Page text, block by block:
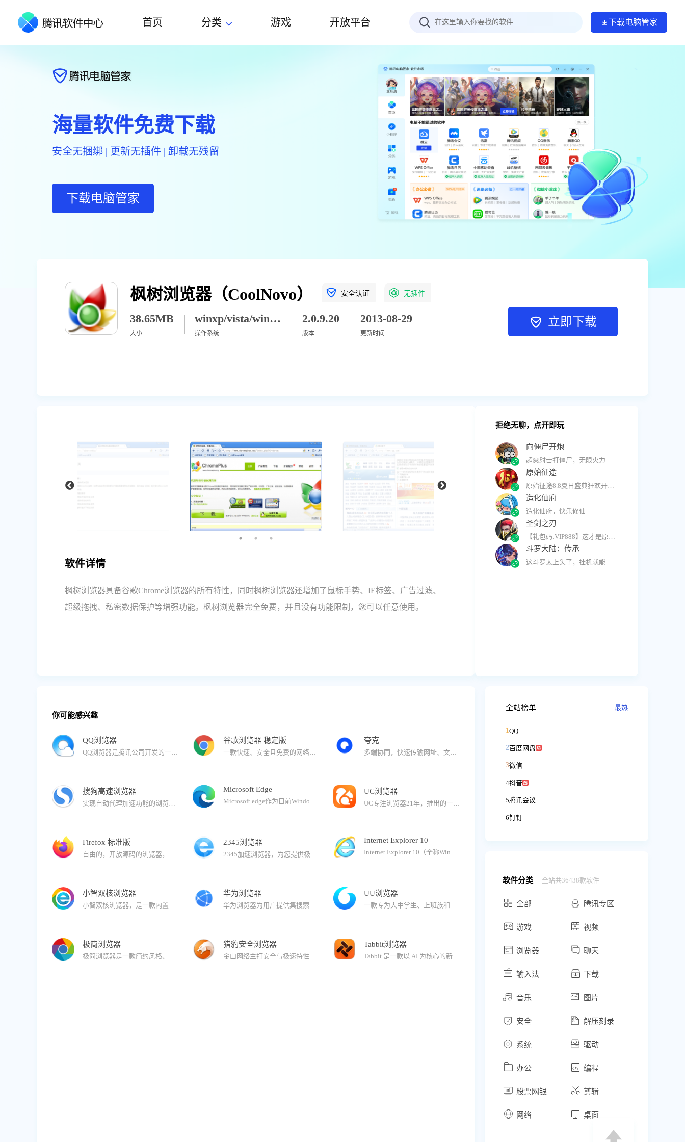
首页 分类 游戏 开放平台 下载电脑管家
海量软件免费下载
安全无捆绑 | 更新无插件 | 卸载无残留
下载电脑管家
枫树浏览器（CoolNovo） 安全认证 无插件
38.65MB
大小
winxp/vista/win7/win8/win8_1/win10/win11
操作系统
2.0.9.20
版本
2013-08-29
更新时间
立即下载
软件详情
枫树浏览器具备谷歌Chrome浏览器的所有特性，同时枫树浏览器还增加了鼠标手势、IE标签、广告过滤、
超级拖拽、私密数据保护等增强功能。枫树浏览器完全免费，并且没有功能限制，您可以任意使用。
拒绝无聊，点开即玩
向僵尸开炮
原始征途
造化仙府
造化仙府，快乐修仙
圣剑之刃
斗罗大陆：传承
你可能感兴趣
QQ浏览器
QQ浏览器是腾讯公司开发的一款极速浏览器，已升级为AI浏览器。 在用户浏览的过程中，QQ浏览器提供AI能力，帮助用户高效获取信息，提升处理、生成信息的效率。还有多个AI助理，帮助完成复杂任务。
谷歌浏览器 稳定版
一款快速、安全且免费的网络浏览器，能很好地满足新型网站对浏览器的要求。64位的Chrome使用了更现代的指令集、针对64位处理器对编译器进行了特别优化，带来了更多的功能参数和寄存器存储的速度优势，因此会有明显的速度提升，特别是图形和多媒体内容的处理会变得更为流畅，平均性能提升25%。安全性和稳定性也有着相当大的提升，在渲染Web内容时的崩溃几率会有效下降。Chrome内置Flash Player浏览器视频插件，方便用户在线观看视频。
夸克
多端协同，快速传输网址、文件安全纯净快速，打造极致浏览体验AI创作工具：AI 生图：支持上传参考图，多种风格0门槛转绘。AI 写作：写文案、写大纲，思路更清晰；擅长多种体裁，写作内容不重复。AI PPT：超多模板，自动排版填充，效率翻倍AI 编程：高效解析代码，协助编写程序AI高效浏览网页：AI解析学习/工作文档，迅速提取要点高效阅读网页内容， 解读重要信息网课视频一键总结，学习效率直线飙升夸克网盘：6T超大空间，超速下载100G大文件无损快速传输电脑资料安心存，自动备份超级播放器，免费5倍速
搜狗高速浏览器
实现自动代理加速功能的浏览器。与拼音输入法、五笔输入法等产品一同成为您高速上网的必备工具。搜狗浏览器拥有国内首款“真双核”引擎，采用多级加速机制，能大幅提高您的上网速度。
Microsoft Edge
Microsoft edge作为目前Windows系统默认web浏览器，被Windows系统默认为操作系统的基本组件，系统不支持卸载，故当前无法提供卸载程序。但Windows用户可以随时下载或更改其他默认浏览器。Microsoft Edge新版浏览器，体验世界一流的性能，享有更多隐私，同时提高工作效率。Microsoft Edge浏览器可在Windows7、Windows8、Windows8.1、Windows10等设备上使用，可自动同步您的密码、收藏夹和设置。
UC浏览器
UC专注浏览器21年，推出的一款速度快、安全、好用的PC浏览器产品。支持UC网盘、书签云同步、批量问AI、云收藏等功能UC网盘功能：1. 超大空间，超速下载：普通用户享受10GB永久有限空间，SVIP用户支持6T空间，至臻会员享10T空间； 2. 在线看视频，在线娱乐神器：支持大屏高清4K观影，还有免费5倍速，支持在线字幕加载，画中画，多窗口打开方便使用； 3. 支持Office、PDF、压缩包等文件在线打开，Office文件还能支持在线编辑。4.支持批量问AI，方便对比多个AI效果
Firefox 标准版
自由的，开放源码的浏览器，它体积小速度快，还有其它一些高级特征，主要特性有：标签式浏览，使上网冲浪更快；可以禁止弹出式窗口；自定制工具栏；扩展管理；更好的搜索特性；快速而方便的侧栏。
2345浏览器
2345加速浏览器，为您提供极速、安全、稳定的上网体验。Chromium109+IE双核兼容无忧：全新Chromium109内核打开网页更快，IE内核轻松兼容网银、政企平台等场景。数据同步不丢失：个人收藏、账号密码在不同设备间轻松实现实时同步，告别繁琐操作，畅享随时随地的便捷浏览。多样皮肤 个性定制：提供多样皮肤，支持一键切换全面屏模式，同时也支持个性化定制皮肤。免费翻译 无缝沟通：轻松应对各种语言场景，支持网页一键翻译和划词翻译，让沟通更加便捷无忧。安全无忧 私密尊享：加强了隐私保护功能，有效阻止恶意网站对个人信息的窃取，保护隐私安全。
Internet Explorer 10
Internet Explorer 10（全称Windows Internet Explorer 10，简称IE10）是微软开发的网页浏览器。Internet Explorer 10 是一款全新的浏览器，旨在提高浏览速度并提供完美的浏览体验。全屏浏览器不仅易于使用，而且更安全，还能与 Windows8 和 Windows RT 无缝融合。IE10只能安装在Windows 7 Service Pack 1 或更高版本上。
小智双核浏览器
小智双核浏览器，是一款内置Chrome和IE内核的安全双核浏览器，可完美支持IE9/IE10/IE11版本内核，同时拥有更加稳定、快速的Chrome内核：Chromium101，运行速度快、性能稳定，同样也确保了兼容性。界面简洁，安全、纯净无广告，有着秒开网页的流畅体验。支持安装谷歌Google Chrome插件拓展程序，拥有自定义主页、天气预报、免费PDF转换Word功能、快速划词翻译功能、网页长截图、gif录制、视频录制、快捷鼠标手势、一键扫码分享网页功能、微博助手、侧边栏二维码生成器以及自定义浏览器全面屏壁纸皮肤等功能。
华为浏览器
华为浏览器为用户提供集搜索、智能资讯推荐、导航于一体的优质上网体验，汇聚众多权威媒体伙伴。
UU浏览器
一款专为大中学生、上班族和寻求极致浏览器体验的您而开发。更少的内存，更快的速度，没有后台进程，无打扰清净的环境支持整页翻译，全面屏，支持Mac风格，个性化新标签页，自定义界面，丰富的应用扩展，使您的浏览体验独一无二；干净的主页：简洁的主页，快速访问您最喜欢的网站，提供卓越的浏览体验；与360浏览器、QQ浏览器、火狐浏览器、UC浏览器，极速浏览器相比，UU浏览器更简洁更轻便；下载UU浏览器，获得更快、更高效和个性化的网页浏览体验！
极简浏览器
极简浏览器是一款简约风格、极速安全、无广告、无弹窗的浏览器。极简浏览器提供了浏览器的基本功能。满足用户的极速安全上网的同时，无广告、无弹窗、简洁的界面等特点给用户带来不一样的浏览体验！
猎豹安全浏览器
金山网络主打安全与极速特性的首款安全双核浏览器，集安全和技术两大特性与一身。首创BIPS浏览器安全防御体系，集合浏览器主动防御和金山云安全，安全防御更全面。猎豹浏览器具有首创的智能切换引擎，动态选择内核匹配不同网页，并且完美支持HTML5新国际网页标准，网页展现更炫酷，更动感，极速浏览的同时也充分保证兼容性。
Tabbit浏览器
Tabbit 是一款以 AI 为核心的新一代智能浏览器，集浏览、搜索、对话与智能执行于一体。适用于办公提效、学习研究、资料整理、内容创作等多种场景，让每一次上网都更轻松、更专注。【近期更新】- 接入最新发布的 Kimi K2.6 、DeepSeek V4.0 模型，可在对话的模型列表中选择使用；- Chromium 内核升级至 147 版本；- 定时任务功能上线：支持创建定时任务，按照设置好的时间和周期自动执行；- AI 对话内容支持生成分享链接，直接分享给他人；- 首页新增快捷方式，可以把常用网站固定在首页，方便一键直达。【官方网站】www.tabbit.com
全站榜单 最热
1QQ
2百度网盘
3微信
4抖音
5腾讯会议
6钉钉
软件分类 全站共36438款软件
全部 腾讯专区
游戏 视频
浏览器 聊天
输入法 下载
音乐 图片
安全 解压刻录
系统 驱动
办公 编程
股票网银 剪辑
网络 桌面